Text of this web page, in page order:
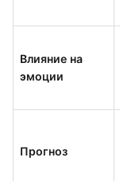
Влияние на
эмоции
Прогноз